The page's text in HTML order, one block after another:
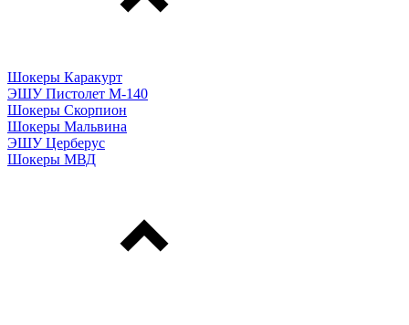
Шокеры Каракурт
ЭШУ Пистолет М-140
Шокеры Скорпион
Шокеры Мальвина
ЭШУ Церберус
Шокеры МВД